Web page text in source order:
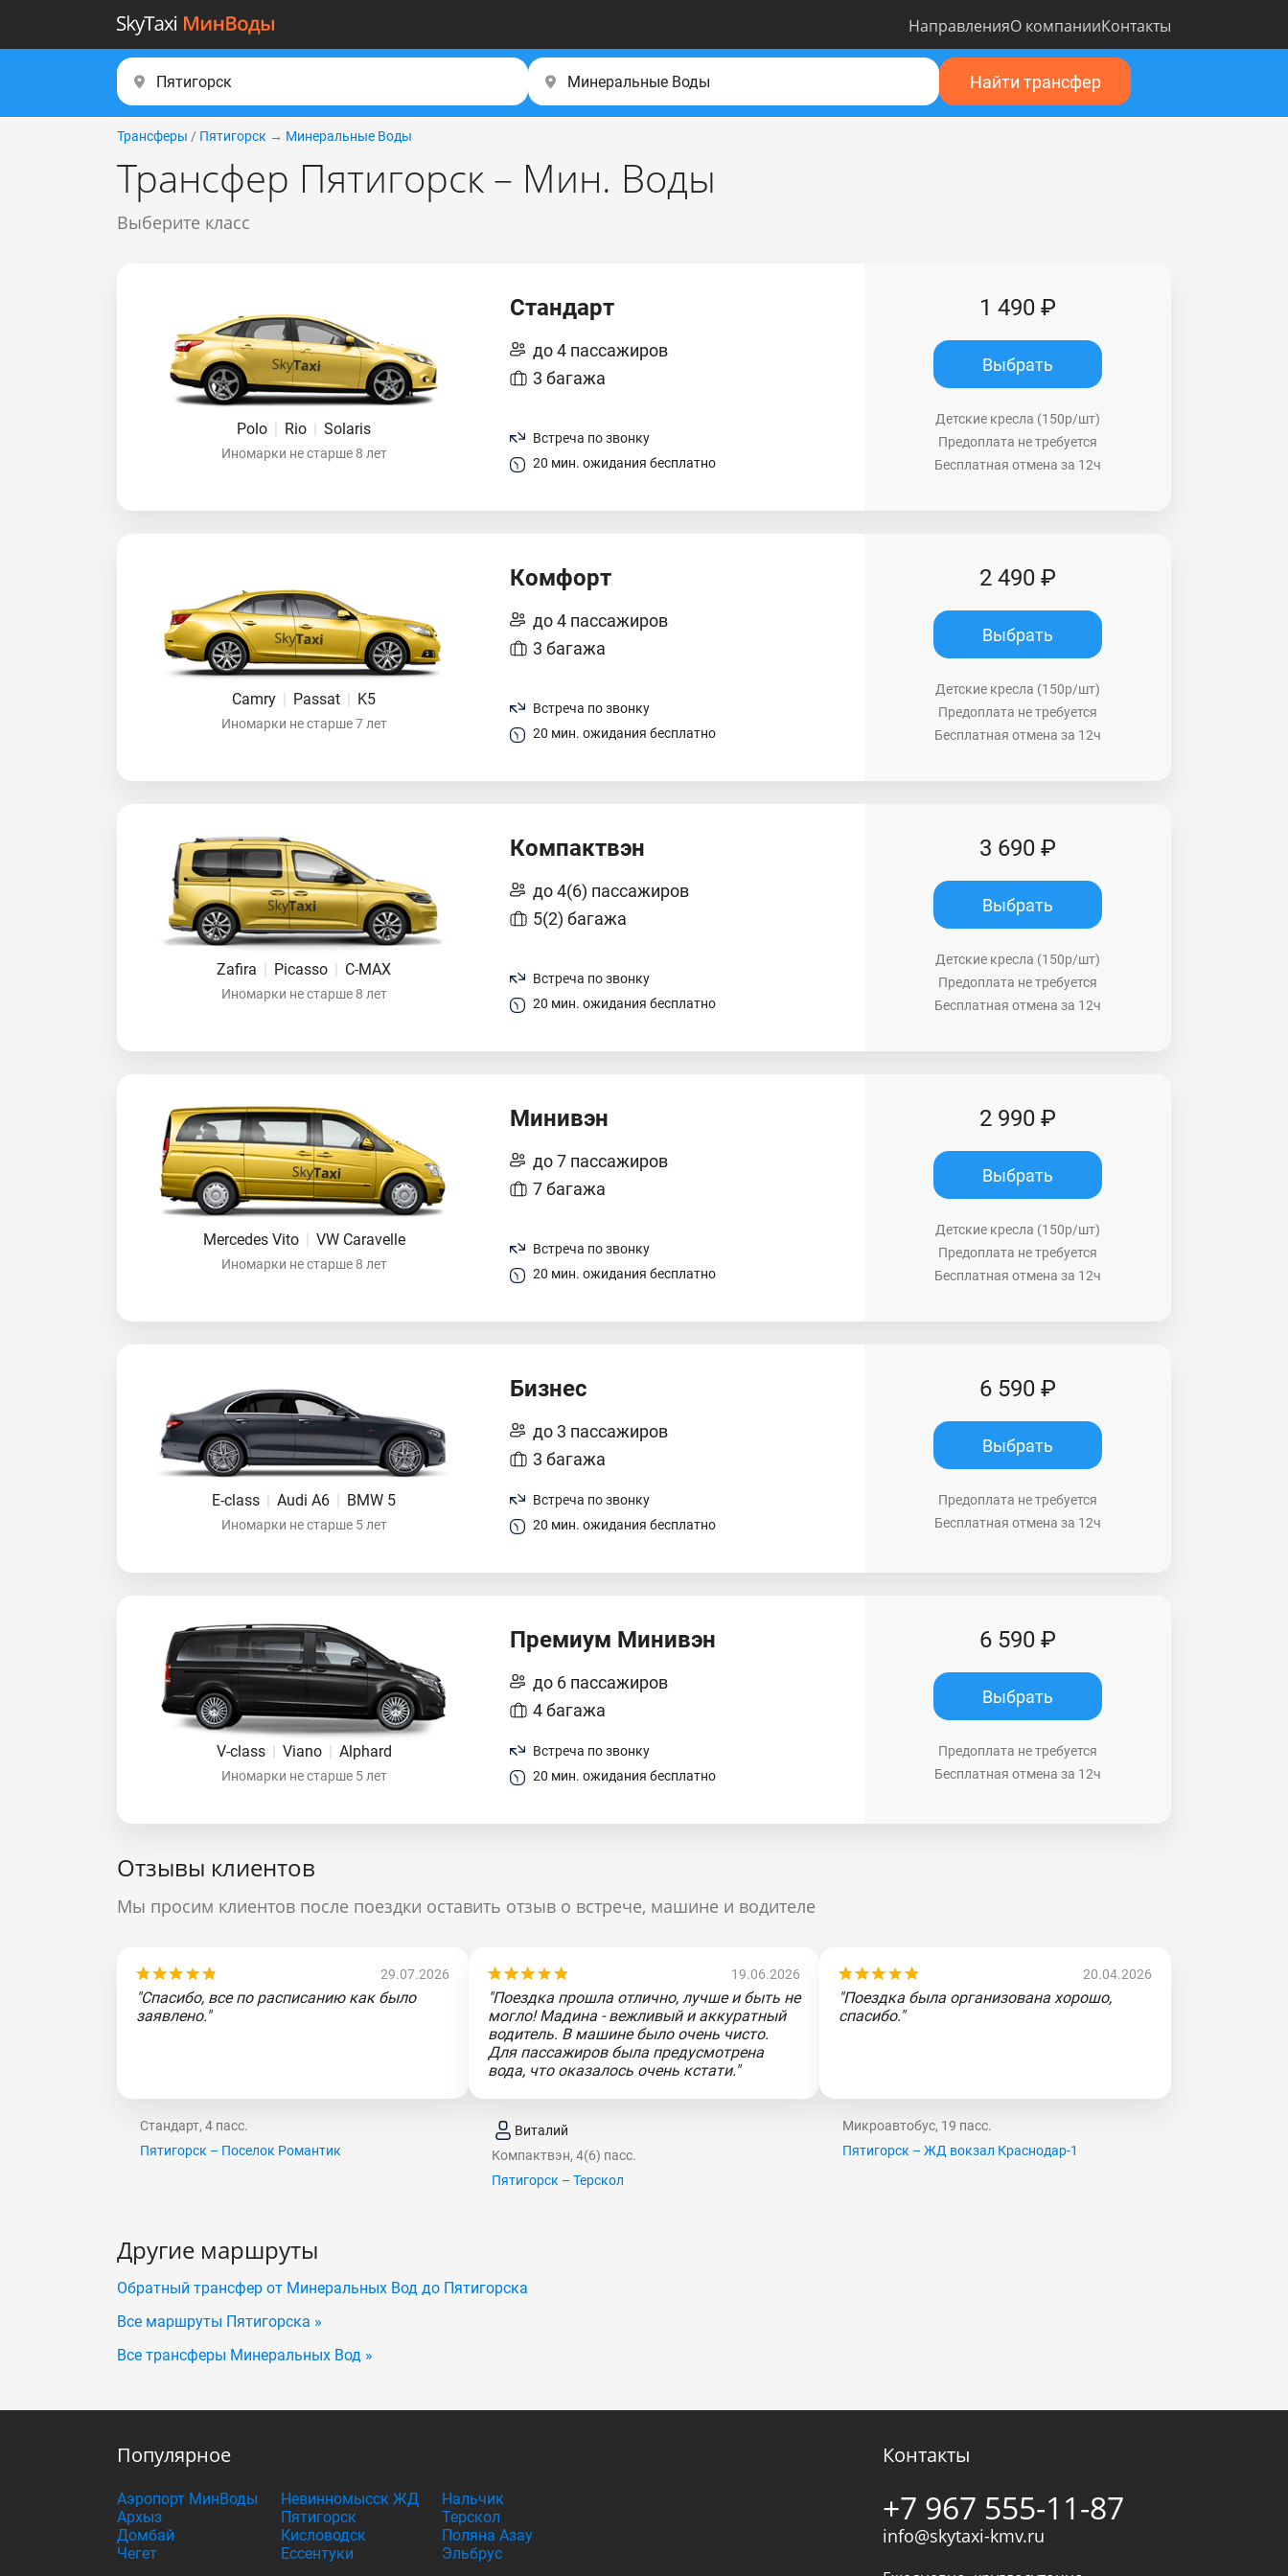
НаправленияО компанииКонтакты
Найти трансфер
Трансферы / Пятигорск → Минеральные Воды
Трансфер Пятигорск – Мин. Воды
Выберите класс
Polo | Rio | Solaris
Иномарки не старше 8 лет
Стандарт
до 4 пассажиров
3 багажа
Встреча по звонку
20 мин. ожидания бесплатно
1 490 ₽
Выбрать
Детские кресла (150р/шт)
Предоплата не требуется
Бесплатная отмена за 12ч
Camry | Passat | K5
Иномарки не старше 7 лет
Комфорт
до 4 пассажиров
3 багажа
Встреча по звонку
20 мин. ожидания бесплатно
2 490 ₽
Выбрать
Детские кресла (150р/шт)
Предоплата не требуется
Бесплатная отмена за 12ч
Zafira | Picasso | C-MAX
Иномарки не старше 8 лет
Компактвэн
до 4(6) пассажиров
5(2) багажа
Встреча по звонку
20 мин. ожидания бесплатно
3 690 ₽
Выбрать
Детские кресла (150р/шт)
Предоплата не требуется
Бесплатная отмена за 12ч
Mercedes Vito | VW Caravelle
Иномарки не старше 8 лет
Минивэн
до 7 пассажиров
7 багажа
Встреча по звонку
20 мин. ожидания бесплатно
2 990 ₽
Выбрать
Детские кресла (150р/шт)
Предоплата не требуется
Бесплатная отмена за 12ч
E-class | Audi A6 | BMW 5
Иномарки не старше 5 лет
Бизнес
до 3 пассажиров
3 багажа
Встреча по звонку
20 мин. ожидания бесплатно
6 590 ₽
Выбрать
Предоплата не требуется
Бесплатная отмена за 12ч
V-class | Viano | Alphard
Иномарки не старше 5 лет
Премиум Минивэн
до 6 пассажиров
4 багажа
Встреча по звонку
20 мин. ожидания бесплатно
6 590 ₽
Выбрать
Предоплата не требуется
Бесплатная отмена за 12ч
Отзывы клиентов
Мы просим клиентов после поездки оставить отзыв о встрече, машине и водителе
29.07.2026
"Спасибо, все по расписанию как было
заявлено."
Стандарт, 4 пасс.
Пятигорск – Поселок Романтик
19.06.2026
"Поездка прошла отлично, лучше и быть не
могло! Мадина - вежливый и аккуратный
водитель. В машине было очень чисто.
Для пассажиров была предусмотрена
вода, что оказалось очень кстати."
Виталий
Компактвэн, 4(6) пасс.
Пятигорск – Терскол
20.04.2026
"Поездка была организована хорошо,
спасибо."
Микроавтобус, 19 пасс.
Пятигорск – ЖД вокзал Краснодар-1
Другие маршруты
Обратный трансфер от Минеральных Вод до Пятигорска
Все маршруты Пятигорска »
Все трансферы Минеральных Вод »
Популярное
Аэропорт МинВоды
Архыз
Домбай
Чегет
Невинномысск ЖД
Пятигорск
Кисловодск
Ессентуки
Нальчик
Терскол
Поляна Азау
Эльбрус
Контакты
+7 967 555-11-87
info@skytaxi-kmv.ru